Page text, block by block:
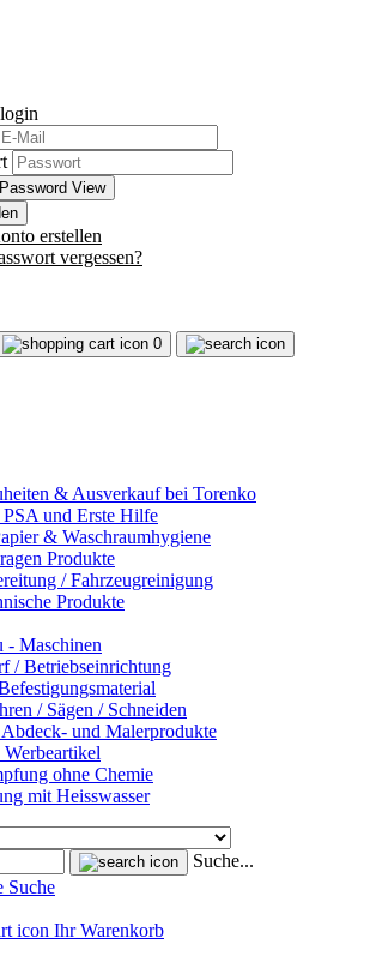
View
erstellen
vergessen?
0
& Ausverkauf bei Torenko
und Erste Hilfe
& Waschraumhygiene
Produkte
/ Fahrzeugreinigung
Produkte
Maschinen
/ Betriebseinrichtung
/ Sägen / Schneiden
und Malerprodukte
Werbeartikel
ohne Chemie
mit Heisswasser
Suche...
Suche
Ihr Warenkorb